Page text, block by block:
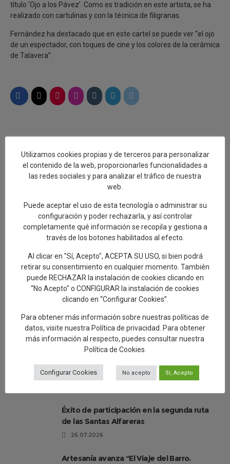
título ‘Ojo a los Pávez’. Como es tradición en este artista, se ha
realizado con cartulinas y con la técnica de filigranas.
Fernández ha destacado que en este cartel se puede ver “el ojo
de un espectador, con toques de cine y los colores de la cerámica
de Talavera”.
La edil de Artesanía destaca el Paseo de
que une cerámica y literatura
2.08.2026
y la tauromaquia con la presentación de un
capote único pintado por Cristina Ceca
1.08.2026
El Paseo de las Letras se completa con 17
hacen referencia a Talavera
30.07.2026
Talavera de la Reina, a New Paradigm
Éxito de participación en la segunda ruta
de las Santas Alfareras
26.07.2026
Artesanía avanza “El Viaje del Barro.
Utilizamos cookies propias y de terceros para personalizar
el contenido de la web, proporcionarles funcionalidades a
las redes sociales y para analizar el tráfico de nuestra
web.
Puede aceptar el uso de esta tecnología o administrar su
configuración y poder rechazarla, y así controlar
completamente qué información se recopila y gestiona a
través de los botones habilitados al efecto.
Al clicar en "Sí, Acepto", ACEPTA SU USO, si bien podrá
retirar su consentimiento en cualquier momento. También
puede RECHAZAR la instalación de cookies clicando en
“No Acepto" o CONFIGURAR la instalación de cookies
clicando en “Configurar Cookies”.
Para obtener más información sobre nuestras políticas de
datos, visite nuestra Política de privacidad. Para obtener
más información al respecto, puedes consultar nuestra
Política de Cookies.
Configurar Cookies No acepto Sí, Acepto